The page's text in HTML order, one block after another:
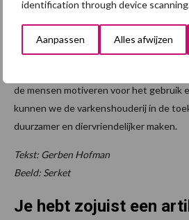
identification through device
Aanpassen Alles afwijzen
benadrukken dat technologie alleen niet
Varkenshouders moeten goed
hebben om technologie effectief te
de mensen motiveren voor het gebruik
kunnen we de varkenshouderij in de
duurzamer en diervriendelijker maken.
Tekst: Gerben Hofman
Beeld: Serket
Je hebt zojuist een